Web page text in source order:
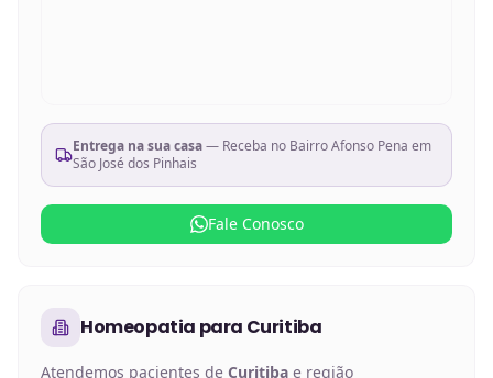
Entrega na sua casa— Receba no Bairro Afonso Pena em
São José dos Pinhais
Fale Conosco
Homeopatia para Curitiba
Atendemos pacientes de Curitiba e região